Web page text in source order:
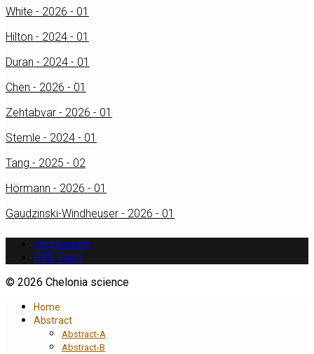
White - 2026 - 01
Hilton - 2024 - 01
Duran - 2024 - 01
Chen - 2026 - 01
Zehtabvar - 2026 - 01
Stemle - 2024 - 01
Tang - 2025 - 02
Hörmann - 2026 - 01
Gaudzinski-Windheuser - 2026 - 01
Impressum
RSS Feed
© 2026 Chelonia science
Home
Abstract
Abstract-A
Abstract-B